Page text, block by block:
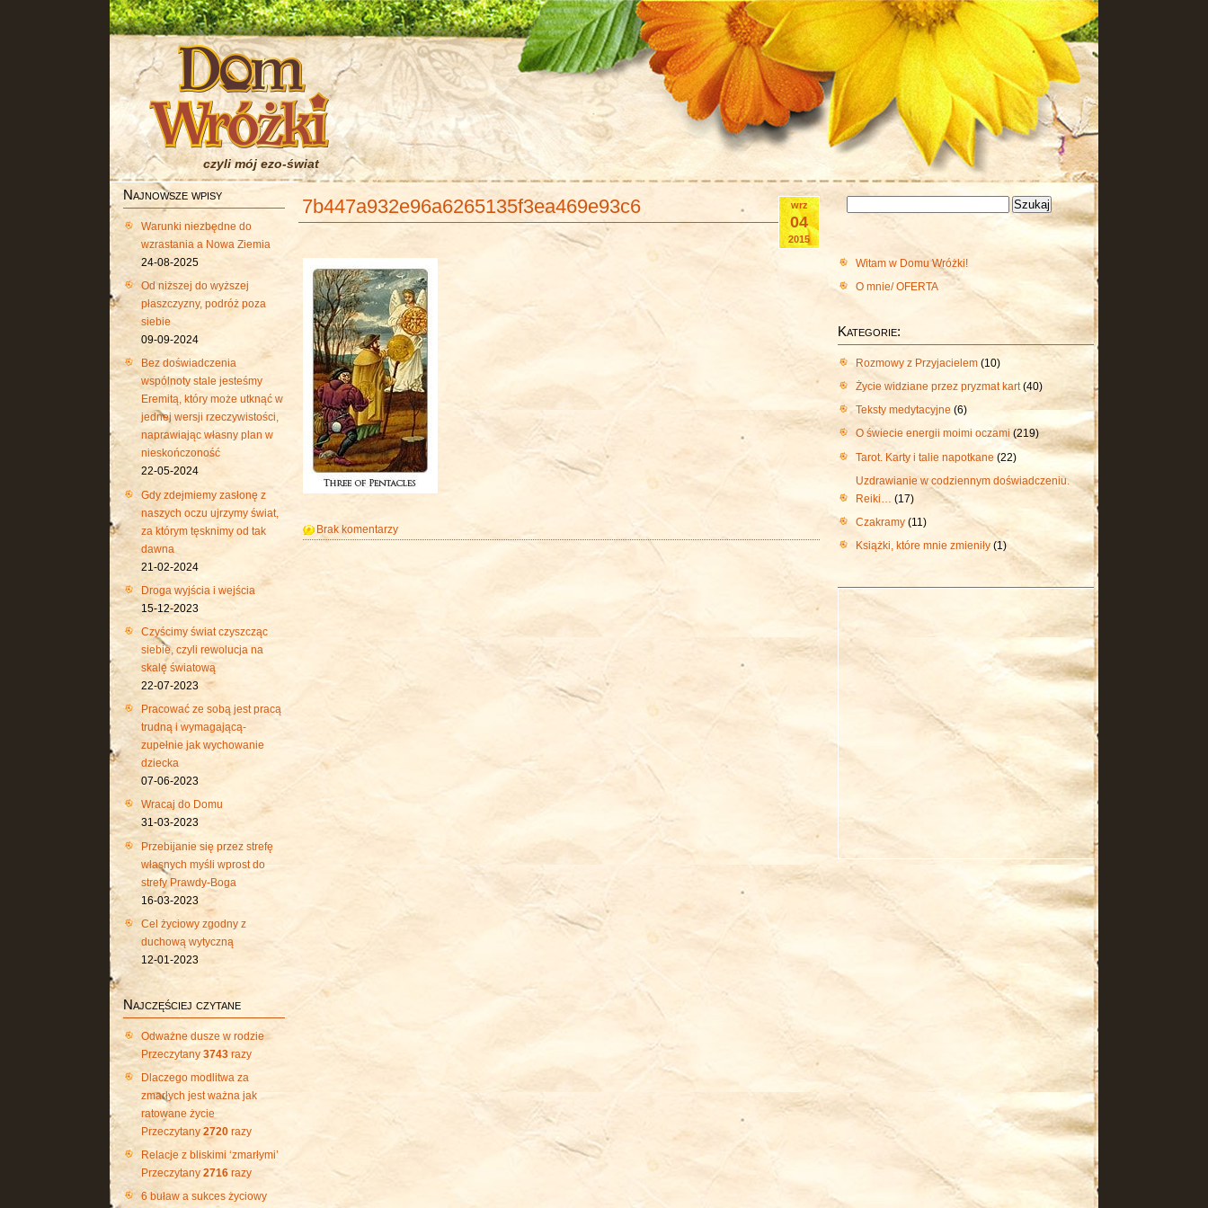
czyli mój ezo-świat
Najnowsze wpisy
Warunki niezbędne do
wzrastania a Nowa Ziemia
24-08-2025
Od niższej do wyższej
płaszczyzny, podróż poza
siebie
09-09-2024
Bez doświadczenia
wspólnoty stale jesteśmy
Eremitą, który może utknąć w
jednej wersji rzeczywistości,
naprawiając własny plan w
nieskończoność
22-05-2024
Gdy zdejmiemy zasłonę z
naszych oczu ujrzymy świat,
za którym tęsknimy od tak
dawna
21-02-2024
Droga wyjścia i wejścia
15-12-2023
Czyścimy świat czyszcząc
siebie, czyli rewolucja na
skalę światową
22-07-2023
Pracować ze sobą jest pracą
trudną i wymagającą-
zupełnie jak wychowanie
dziecka
07-06-2023
Wracaj do Domu
31-03-2023
Przebijanie się przez strefę
własnych myśli wprost do
strefy Prawdy-Boga
16-03-2023
Cel życiowy zgodny z
duchową wytyczną
12-01-2023
Najczęściej czytane
Odważne dusze w rodzie
Przeczytany 3743razy
Dlaczego modlitwa za
zmarłych jest ważna jak
ratowane życie
Przeczytany 2720 razy
Relacje z bliskimi ‘zmarłymi’
Przeczytany 2716 razy
6 buław a sukces życiowy
wrz
04
2015
7b447a932e96a6265135f3ea469e93c6
Brak komentarzy
Witam w Domu Wróżki!
O mnie/ OFERTA
Kategorie:
Rozmowy z Przyjacielem (10)
Życie widziane przez pryzmat kart(40)
Teksty medytacyjne (6)
O świecie energii moimi oczami (219)
Tarot. Karty i talie napotkane (22)
Uzdrawianie w codziennym doświadczeniu.
Reiki… (17)
Czakramy (11)
Książki, które mnie zmieniły (1)